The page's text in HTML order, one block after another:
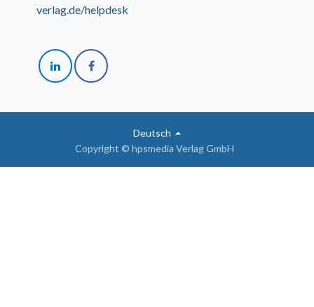
verlag.de/helpdesk
Copyright © hpsmedia Verlag GmbH
Deutsch